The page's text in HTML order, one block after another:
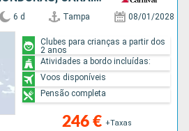
6 d Tampa 08/01/2028
246 € +Taxas
Clubes para crianças a partir dos
2 anos
Atividades a bordo incluídas:
Voos disponíveis
Pensão completa